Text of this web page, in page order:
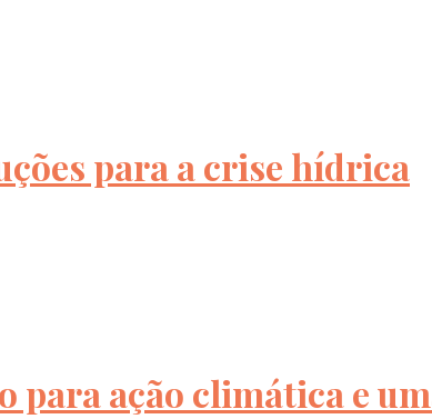
para a crise hídrica
para ação climática e